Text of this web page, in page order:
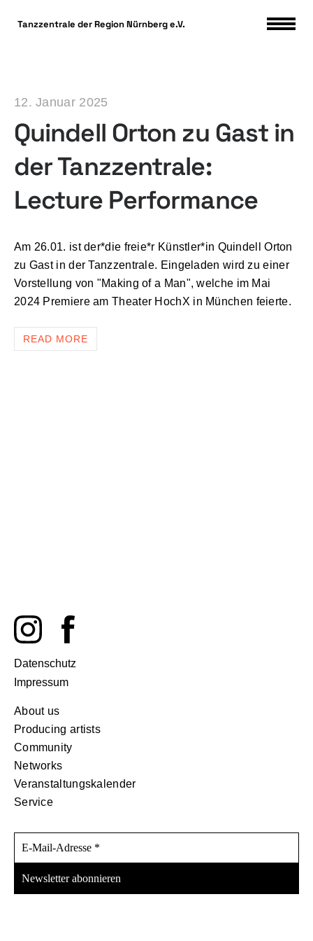
Tanzzentrale der Region Nürnberg e.V.
12. Januar 2025
Quindell Orton zu Gast in
der Tanzzentrale:
Lecture Performance
Am 26.01. ist der*die freie*r Künstler*in Quindell Orton
zu Gast in der Tanzzentrale. Eingeladen wird zu einer
Vorstellung von "Making of a Man", welche im Mai
2024 Premiere am Theater HochX in München feierte.
READ MORE
Datenschutz
Impressum
About us
Producing artists
Community
Networks
Veranstaltungskalender
Service